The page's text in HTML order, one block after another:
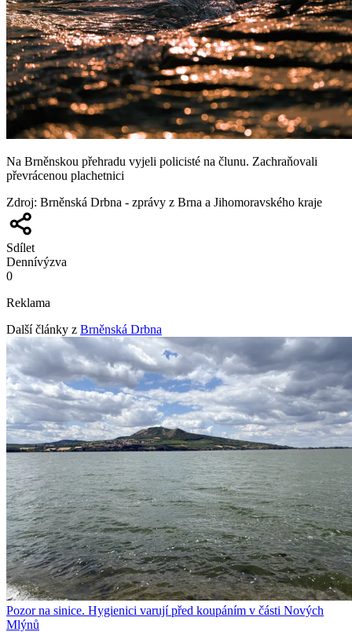
Na Brněnskou přehradu vyjeli policisté na člunu. Zachraňovali
převrácenou plachetnici
Zdroj: Brněnská Drbna - zprávy z Brna a Jihomoravského kraje
Sdílet
Dennívýzva
0
Reklama
Další články z Brněnská Drbna
Pozor na sinice. Hygienici varují před koupáním v části Nových
Mlýnů